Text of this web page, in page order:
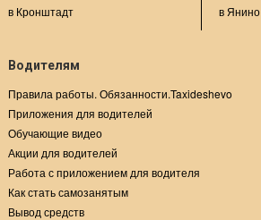
в Кронштадт
в Янино
Водителям
Правила работы. Обязанности.Taxideshevo
Приложения для водителей
Обучающие видео
Акции для водителей
Работа с приложением для водителя
Как стать самозанятым
Вывод средств